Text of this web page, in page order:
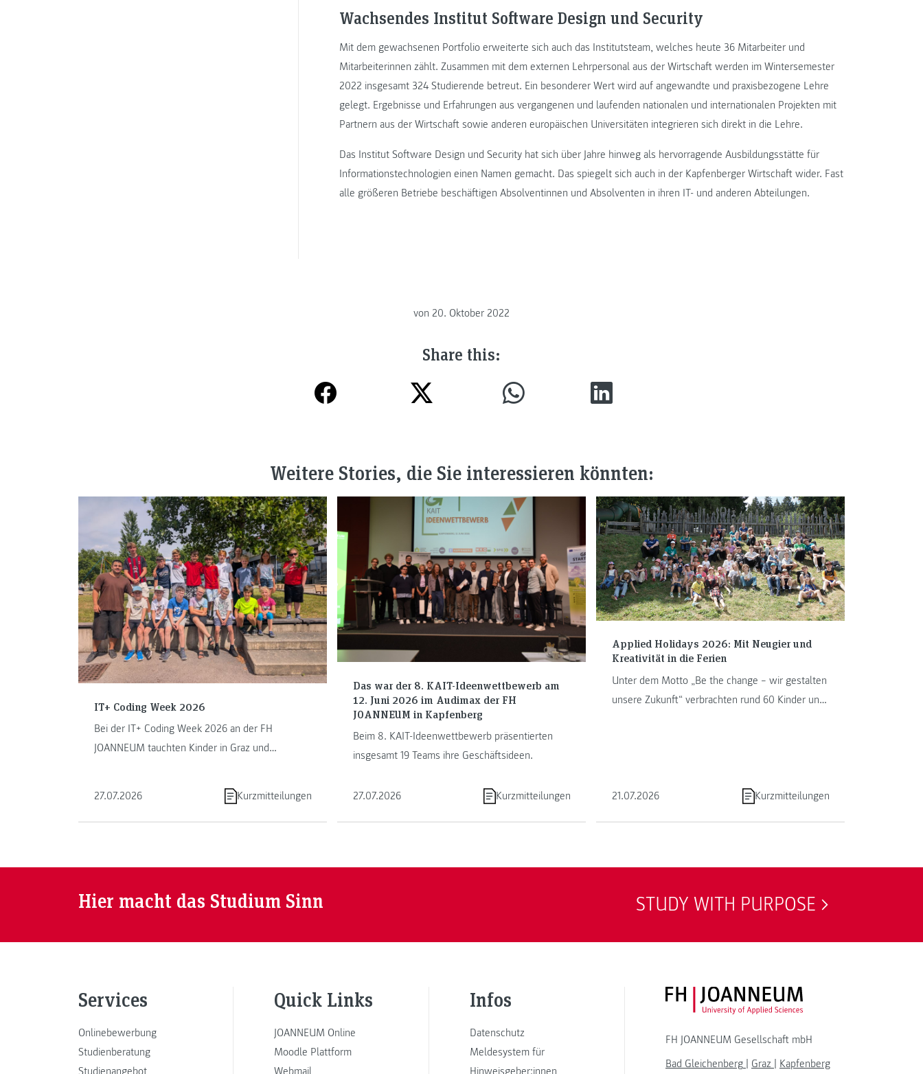
Wachsendes Institut Software Design und Security
Mit dem gewachsenen Portfolio erweiterte sich auch das Institutsteam, welches heute 36 Mitarbeiter und
Mitarbeiterinnen zählt. Zusammen mit dem externen Lehrpersonal aus der Wirtschaft werden im Wintersemester
2022 insgesamt 324 Studierende betreut. Ein besonderer Wert wird auf angewandte und praxisbezogene Lehre
gelegt. Ergebnisse und Erfahrungen aus vergangenen und laufenden nationalen und internationalen Projekten mit
Partnern aus der Wirtschaft sowie anderen europäischen Universitäten integrieren sich direkt in die Lehre.
Das Institut Software Design und Security hat sich über Jahre hinweg als hervorragende Ausbildungsstätte für
Informationstechnologien einen Namen gemacht. Das spiegelt sich auch in der Kapfenberger Wirtschaft wider. Fast
alle größeren Betriebe beschäftigen Absolventinnen und Absolventen in ihren IT- und anderen Abteilungen.
von 20. Oktober 2022
Share this:
Weitere Stories, die Sie interessieren könnten:
IT+ Coding Week 2026
Bei der IT+ Coding Week 2026 an der FH
JOANNEUM tauchten Kinder in Graz und
27.07.2026 Kurzmitteilungen
Das war der 8. KAIT-Ideenwettbewerb am
12. Juni 2026 im Audimax der FH
JOANNEUM in Kapfenberg
Beim 8. KAIT-Ideenwettbewerb präsentierten
insgesamt 19 Teams ihre Geschäftsideen.
27.07.2026 Kurzmitteilungen
Applied Holidays 2026: Mit Neugier und
Kreativität in die Ferien
Unter dem Motto „Be the change – wir gestalten
unsere Zukunft“ verbrachten rund 60 Kinder und
21.07.2026 Kurzmitteilungen
Hier macht das Studium Sinn STUDY WITH PURPOSE
Services
Onlinebewerbung
Studienberatung
Studienangebot
Quick Links
JOANNEUM Online
Moodle Plattform
Webmail
Infos
Datenschutz
Meldesystem für
Hinweisgeber:innen
FH JOANNEUM Logo
FH JOANNEUM Gesellschaft mbH
Bad Gleichenberg
Graz Kapfenberg